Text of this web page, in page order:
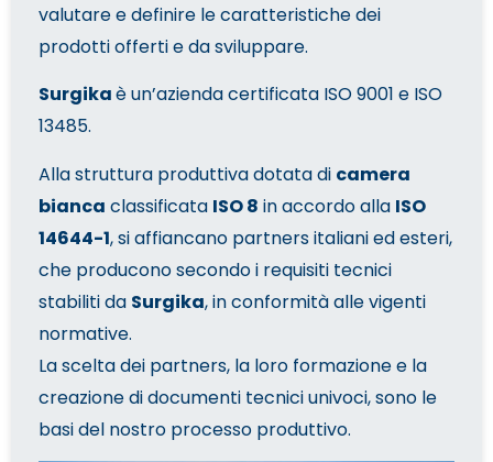
valutare e definire le caratteristiche dei
prodotti offerti e da sviluppare.
Surgikaè un’azienda certificata ISO 9001 e ISO
13485.
Alla struttura produttiva dotata di camera
bianca classificata ISO 8 in accordo alla ISO
14644-1, si affiancano partners italiani ed esteri,
che producono secondo i requisiti tecnici
stabiliti da Surgika, in conformità alle vigenti
normative.
La scelta dei partners, la loro formazione e la
creazione di documenti tecnici univoci, sono le
basi del nostro processo produttivo.